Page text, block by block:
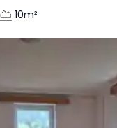
10m²